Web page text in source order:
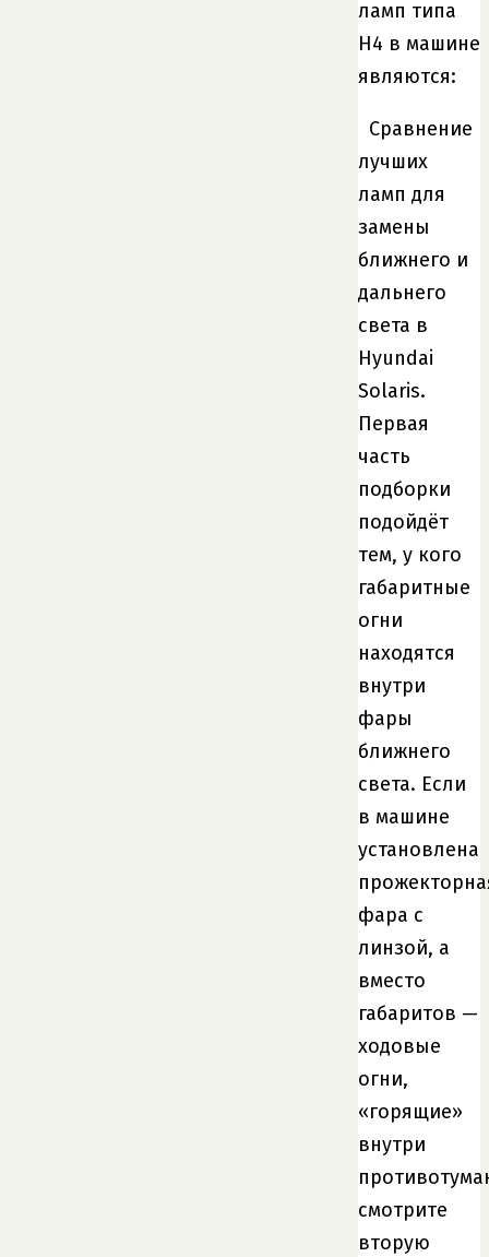
ламп типа
H4 в машине
являются:
Сравнение
лучших
ламп для
замены
ближнего и
дальнего
света в
Hyundai
Solaris.
Первая
часть
подборки
подойдёт
тем, у кого
габаритные
огни
находятся
внутри
фары
ближнего
света. Если
в машине
установлена
фара с
линзой, а
вместо
габаритов —
ходовые
огни,
«горящие»
внутри
смотрите
вторую